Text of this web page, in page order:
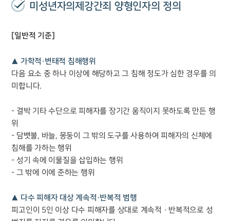
팀소개
팀소개
대륜의 강점
글로벌 파트너 로펌
고객의 소리
AI대륜
미성년자의제강간죄 양형인자의 정의
[일반적 기준]
▲ 가학적·변태적 침해행위
다음 요소 중 하나 이상에 해당하고 그 침해 정도가 심한 경우를 의
미합니다.
- 결박 기타 수단으로 피해자를 장기간 움직이지 못하도록 만든 행
위
- 담뱃불, 바늘, 몽둥이 그 밖의 도구를 사용하여 피해자의 신체에
침해를 가하는 행위
- 성기 속에 이물질을 삽입하는 행위
- 그 밖에 이에 준하는 행위
▲ 다수 피해자 대상 계속적·반복적 범행
피고인이 5인 이상 다수 피해자를 상대로 계속적 · 반복적으로 성